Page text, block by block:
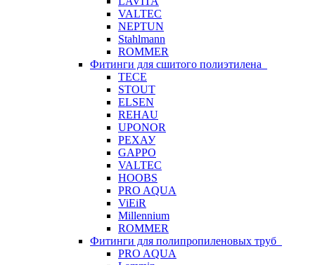
VALTEC
NEPTUN
Stahlmann
ROMMER
Фитинги для сшитого полиэтилена
TECE
STOUT
ELSEN
REHAU
UPONOR
РЕХАУ
GAPPO
VALTEC
HOOBS
PRO AQUA
ViEiR
Millennium
ROMMER
Фитинги для полипропиленовых труб
PRO AQUA